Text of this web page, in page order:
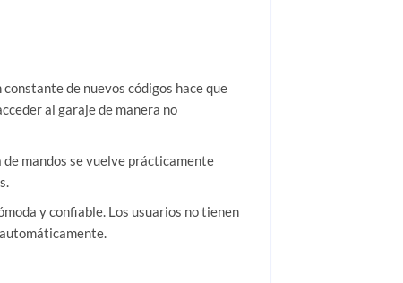
de nuevos códigos hace que
al garaje de manera no
mandos se vuelve prácticamente
y confiable. Los usuarios no tienen